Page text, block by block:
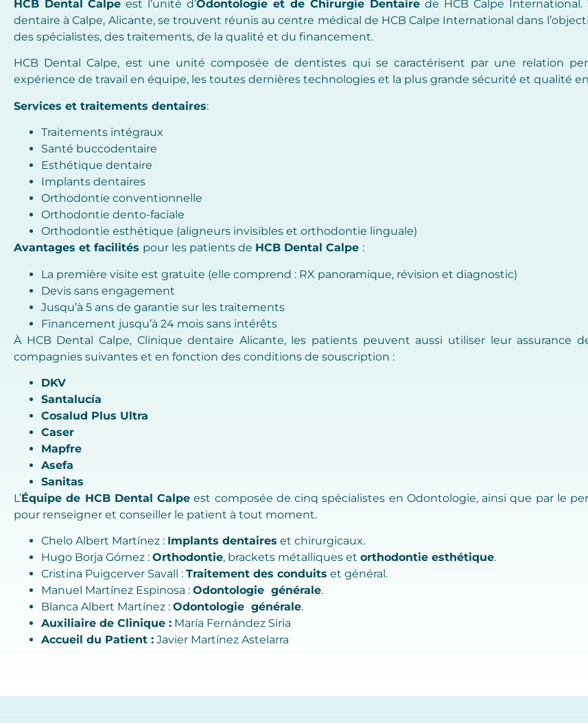
HCB Dental Calpe est l’unité d’Odontologie et de Chirurgie Dentaire de HCB Calpe International.
dentaire à Calpe, Alicante, se trouvent réunis au centre médical de HCB Calpe International dans
des spécialistes, des traitements, de la qualité et du financement.
HCB Dental Calpe, est une unité composée de dentistes qui se caractérisent par une relation
expérience de travail en équipe, les toutes dernières technologies et la plus grande sécurité et qualité
Services et traitements dentaires:
Traitements intégraux
Santé buccodentaire
Esthétique dentaire
Implants dentaires
Orthodontie conventionnelle
Orthodontie dento-faciale
Orthodontie esthétique (aligneurs invisibles et orthodontie linguale)
Avantages et facilités pour les patients de HCB Dental Calpe :
La première visite est gratuite (elle comprend : RX panoramique, révision et diagnostic)
Devis sans engagement
Jusqu’à 5 ans de garantie sur les traitements
Financement jusqu’à 24 mois sans intérêts
À HCB Dental Calpe, Clinique dentaire Alicante, les patients peuvent aussi utiliser leur assurance
compagnies suivantes et en fonction des conditions de souscription :
DKV
Santalucía
Cosalud Plus Ultra
Caser
Mapfre
Asefa
Sanitas
L’Équipe de HCB Dental Calpe est composée de cinq spécialistes en Odontologie, ainsi que par le
pour renseigner et conseiller le patient à tout moment.
Chelo Albert Martínez : Implants dentaires et chirurgicaux.
Hugo Borja Gómez : Orthodontie, brackets métalliques et orthodontie esthétique.
Cristina Puigcerver Savall : Traitement des conduits et général.
Manuel Martínez Espinosa : Odontologie générale.
Blanca Albert Martínez : Odontologie générale.
Auxiliaire de Clinique : María Fernández Siria
Accueil du Patient : Javier Martínez Astelarra